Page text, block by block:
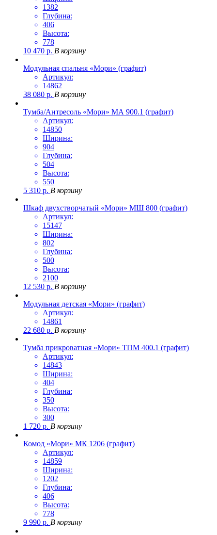
1382
Глубина:
406
Высота:
778
10 470 р. В корзину
Модульная спальня «Мори» (графит)
Артикул:
14862
38 080 р. В корзину
Тумба/Антресоль «Мори» МА 900.1 (графит)
Артикул:
14850
Ширина:
904
Глубина:
504
Высота:
550
5 310 р. В корзину
Шкаф двухстворчатый «Мори» МШ 800 (графит)
Артикул:
15147
Ширина:
802
Глубина:
500
Высота:
2100
12 530 р. В корзину
Модульная детская «Мори» (графит)
Артикул:
14861
22 680 р. В корзину
Тумба прикроватная «Мори» ТПМ 400.1 (графит)
Артикул:
14843
Ширина:
404
Глубина:
350
Высота:
300
1 720 р. В корзину
Комод «Мори» МК 1206 (графит)
Артикул:
14859
Ширина:
1202
Глубина:
406
Высота:
778
9 990 р. В корзину